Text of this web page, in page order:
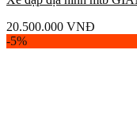
20.500.000 VNĐ
-5%